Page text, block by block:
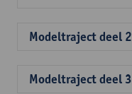
Modeltraject deel 2
Modeltraject deel 3